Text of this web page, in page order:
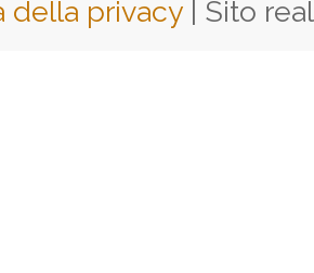
della privacy | Sito